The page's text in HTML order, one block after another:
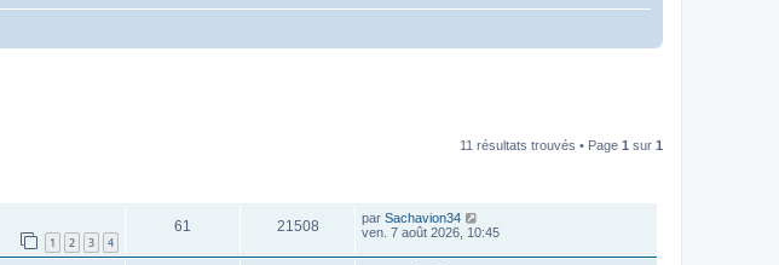
11 résultats trouvés • Page 1 sur 1
1 2 3 4
61 21508 par Sachavion34
ven. 7 août 2026, 10:45